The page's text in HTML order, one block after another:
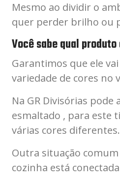
Mesmo ao dividir o
quer perder brilho ou
Você sabe qual
Garantimos que ele
variedade de cores no
Na GR Divisórias
esmaltado , para este
várias cores diferentes.
Outra situação
cozinha está